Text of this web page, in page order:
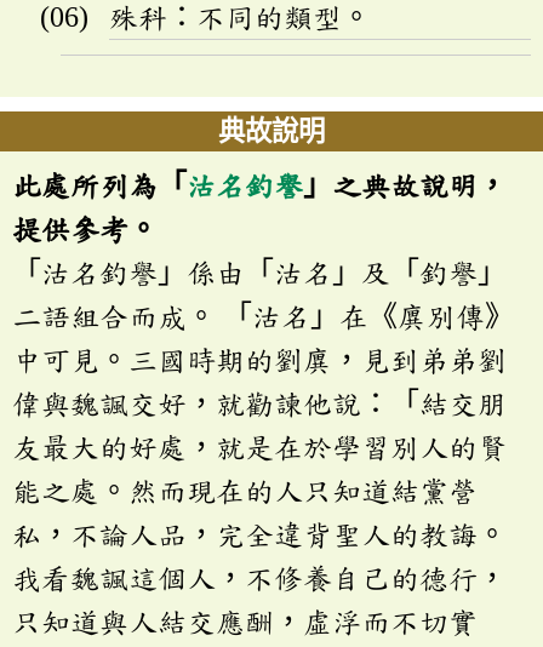
殊科：不同的類型。
典故說明
此處所列為「 沽名釣譽 」之典故說明，
提供參考。
「沽名釣譽」係由「沽名」及「釣譽」
二語組合而成。 「沽名」在《廙別傳》
中可見。三國時期的劉廙，見到弟弟劉
偉與魏諷交好，就勸諫他說：「結交朋
友最大的好處，就是在於學習別人的賢
能之處。然而現在的人只知道結黨營
私，不論人品，完全違背聖人的教誨。
我看魏諷這個人，不修養自己的德行，
只知道與人結交應酬，虛浮而不切實